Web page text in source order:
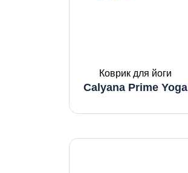
Коврик для йоги
Calyana Prime Yoga